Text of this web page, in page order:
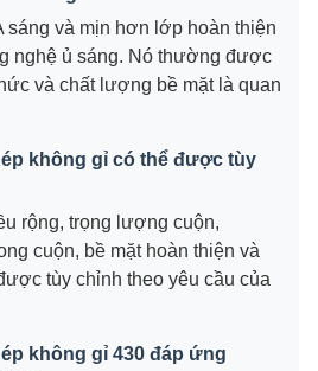
sáng và mịn hơn lớp hoàn thiện
nghệ ủ sáng. Nó thường được
và chất lượng bề mặt là quan
không gỉ có thể được tùy
rộng, trọng lượng cuộn,
cuộn, bề mặt hoàn thiện và
tùy chỉnh theo yêu cầu của
không gỉ 430 đáp ứng